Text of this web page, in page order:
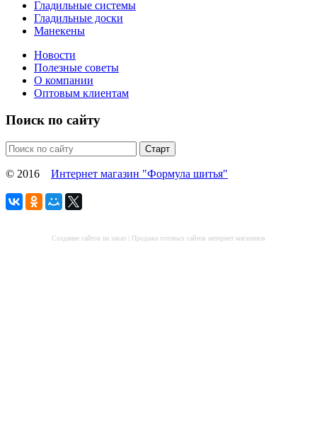
Гладильные системы
Гладильные доски
Манекены
Новости
Полезные советы
О компании
Оптовым клиентам
Поиск по сайту
© 2016 Интернет магазин "Формула шитья"
Создание сайтов на заказ Продажа готовых сайтов интернет магазинов